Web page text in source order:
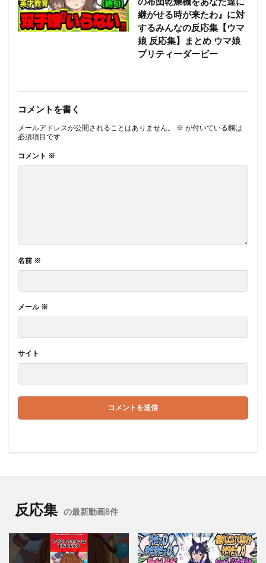
の布団乾燥機をあなた達に
継がせる時が来たわ』に対
するみんなの反応集【ウマ
娘 反応集】まとめ ウマ娘
プリティーダービー
コメントを書く
メールアドレスが公開されることはありません。 ※ が付いている欄は
必須項目です
コメント ※
名前 ※
メール ※
サイト
反応集 の最新動画8件